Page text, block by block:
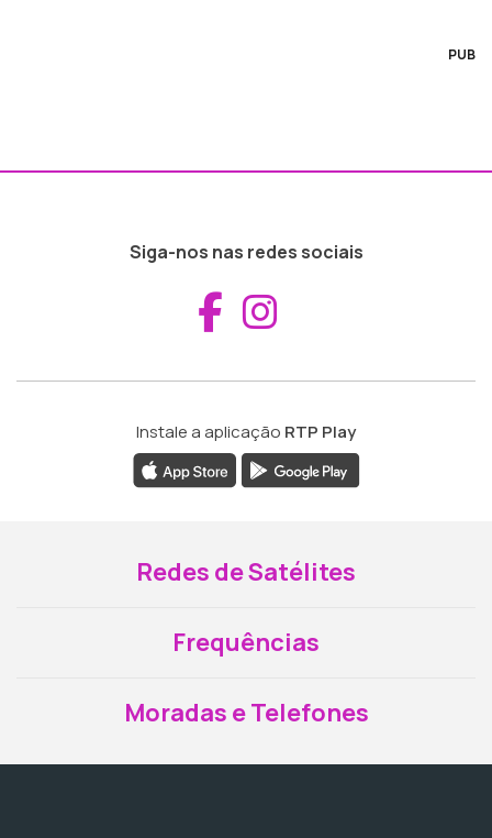
PUB
Siga-nos nas redes sociais
Aceder ao
Instale a aplicação RTP Play
Redes de Satélites
Frequências
Moradas e Telefones